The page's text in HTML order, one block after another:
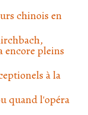
chinois en
encore pleins
à la
quand l'opéra